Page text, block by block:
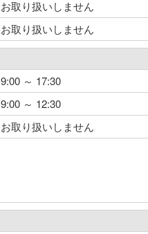
お取り扱いしません
お取り扱いしません
9:00 ～ 17:30
9:00 ～ 12:30
お取り扱いしません